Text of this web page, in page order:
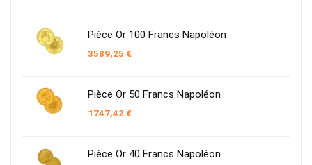
Pièce Or 100 Francs Napoléon
3589,25 €
Pièce Or 50 Francs Napoléon
1747,42€
Pièce Or 40 Francs Napoléon